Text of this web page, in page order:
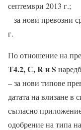
септември 2013 г.;
– за нови превозни
г.
По отношение на
Т4.2, С, R и S
– за нови типове
датата на влизане в
съгласно
одобрение на типа